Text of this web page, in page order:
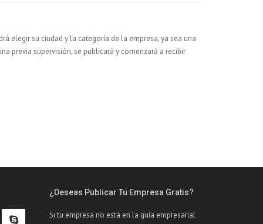
elegir su ciudad y la categoría de la empresa, ya sea una
previa supervisión, se publicará y comenzará a recibir
¿Deseas Publicar Tu Empresa Gratis?
Si tu empresa no está en la guía empresarial